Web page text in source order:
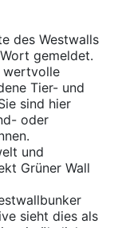
des Westwalls
gemeldet.
wertvolle
Tier- und
sind hier
oder
und
Grüner Wall
sieht dies als